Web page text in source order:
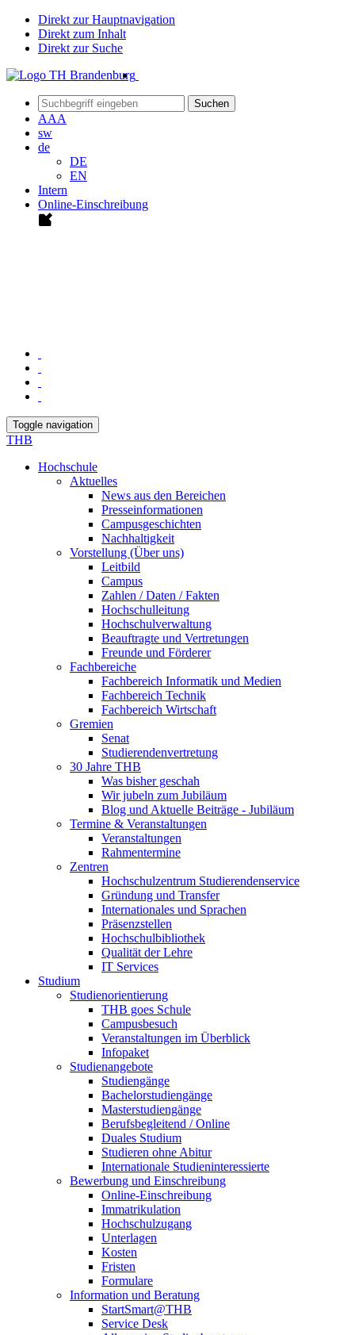
Direkt zur Hauptnavigation
Direkt zum Inhalt
Direkt zur Suche
Suchen
AAA
sw
de
DE
EN
Intern
Online-Einschreibung
Toggle navigation
THB
Hochschule
Aktuelles
News aus den Bereichen
Presseinformationen
Campusgeschichten
Nachhaltigkeit
Vorstellung (Über uns)
Leitbild
Campus
Zahlen / Daten / Fakten
Hochschulleitung
Hochschulverwaltung
Beauftragte und Vertretungen
Freunde und Förderer
Fachbereiche
Fachbereich Informatik und Medien
Fachbereich Technik
Fachbereich Wirtschaft
Gremien
Senat
Studierendenvertretung
30 Jahre THB
Was bisher geschah
Wir jubeln zum Jubiläum
Blog und Aktuelle Beiträge - Jubiläum
Termine & Veranstaltungen
Veranstaltungen
Rahmentermine
Zentren
Hochschulzentrum Studierendenservice
Gründung und Transfer
Internationales und Sprachen
Präsenzstellen
Hochschulbibliothek
Qualität der Lehre
IT Services
Studium
Studienorientierung
THB goes Schule
Campusbesuch
Veranstaltungen im Überblick
Infopaket
Studienangebote
Studiengänge
Bachelorstudiengänge
Masterstudiengänge
Berufsbegleitend / Online
Duales Studium
Studieren ohne Abitur
Internationale Studieninteressierte
Bewerbung und Einschreibung
Online-Einschreibung
Immatrikulation
Hochschulzugang
Unterlagen
Kosten
Fristen
Formulare
Information und Beratung
StartSmart@THB
Service Desk